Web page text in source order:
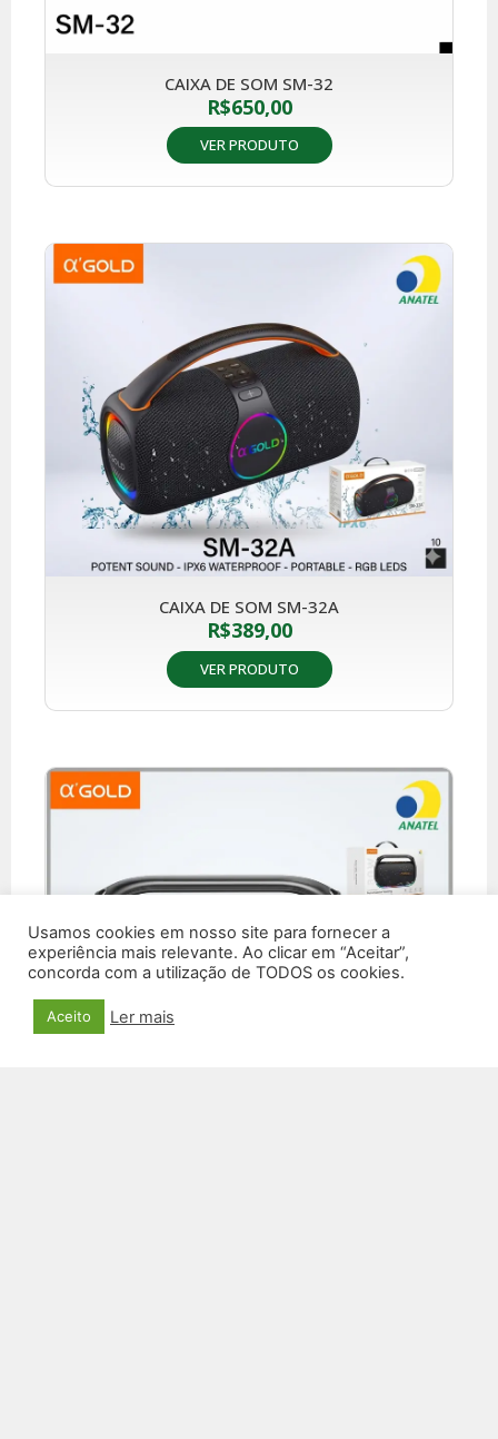
CAIXA DE SOM SM-32
R$650,00
VER PRODUTO
CAIXA DE SOM SM-32A
R$389,00
VER PRODUTO
Usamos cookies em nosso site para fornecer a
experiência mais relevante. Ao clicar em “Aceitar”,
concorda com a utilização de TODOS os cookies.
Aceito Ler mais